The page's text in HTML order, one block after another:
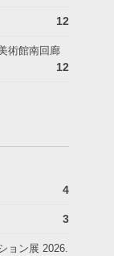
12
術館南回廊
12
4
3
ョン展 2026.